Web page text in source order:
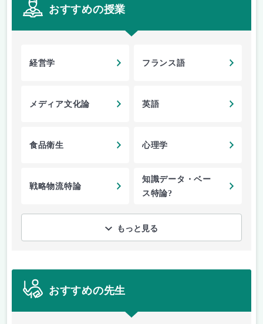
おすすめの授業
経営学 フランス語
メディア文化論 英語
食品衛生 心理学
戦略物流特論
知識データ・ベー
ス特論?
もっと見る
おすすめの先生